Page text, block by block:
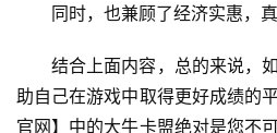
同时，也兼顾了经济实惠，
结合上面内容，总的来说，
助自己在游戏中取得更好成绩的
官网】中的大牛卡盟绝对是您不